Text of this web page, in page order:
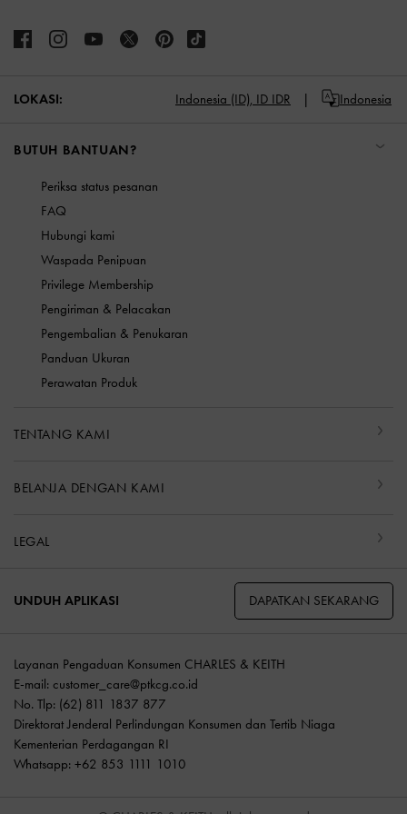
LOKASI: Indonesia (ID), ID IDR Indonesia
BUTUH BANTUAN?
Periksa status pesanan
FAQ
Hubungi kami
Waspada Penipuan
Privilege Membership
Pengiriman & Pelacakan
Pengembalian & Penukaran
Panduan Ukuran
Perawatan Produk
TENTANG KAMI
BELANJA DENGAN KAMI
LEGAL
UNDUH APLIKASI DAPATKAN SEKARANG
Layanan Pengaduan Konsumen CHARLES & KEITH
E-mail: customer_care@ptkcg.co.id
No. Tlp: (62) 811 1837 877
Direktorat Jenderal Perlindungan Konsumen dan Tertib Niaga
Kementerian Perdagangan RI
Whatsapp: +62 853 1111 1010